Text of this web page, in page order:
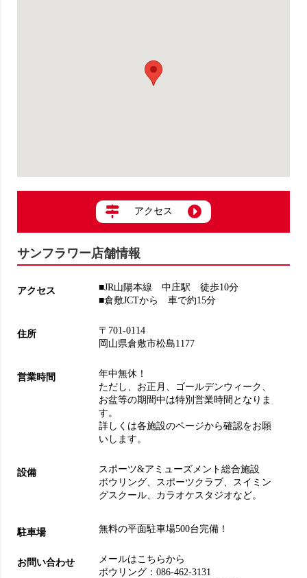
アクセス
サンフラワー店舗情報
アクセス
■JR山陽本線 中庄駅 徒歩10分
■倉敷JCTから 車で約15分
住所
〒701-0114
岡山県倉敷市松島1177
営業時間
年中無休！
ただし、お正月、ゴールデンウィーク、
お盆等の期間中は特別営業時間となりま
す。
詳しくは各施設のページから確認をお願
いします。
設備
スポーツ&アミューズメント総合施設
ボウリング
スポーツクラブ
スイミン
グスクール
カラオケスタジオなど。
駐車場 無料の平面駐車場500台完備！
お問い合わせ
メールはこちらから
ボウリング：086-462-3131